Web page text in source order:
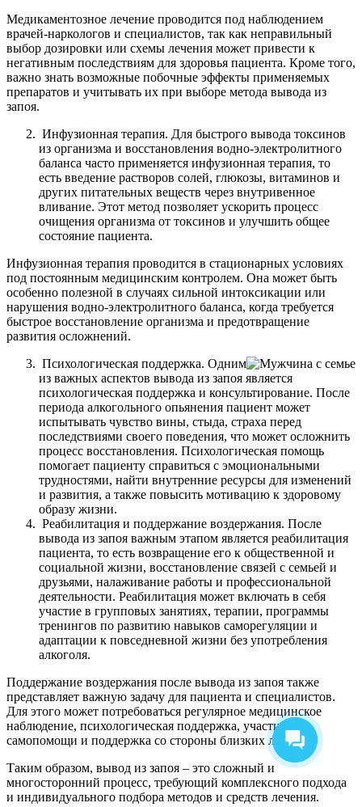
Медикаментозное лечение проводится под наблюдением
врачей-наркологов и специалистов, так как неправильный
выбор дозировки или схемы лечения может привести к
негативным последствиям для здоровья пациента. Кроме того,
важно знать возможные побочные эффекты применяемых
препаратов и учитывать их при выборе метода вывода из
запоя.
Инфузионная терапия. Для быстрого вывода токсинов
из организма и восстановления водно-электролитного
баланса часто применяется инфузионная терапия, то
есть введение растворов солей, глюкозы, витаминов и
других питательных веществ через внутривенное
вливание. Этот метод позволяет ускорить процесс
очищения организма от токсинов и улучшить общее
состояние пациента.
Инфузионная терапия проводится в стационарных условиях
под постоянным медицинским контролем. Она может быть
особенно полезной в случаях сильной интоксикации или
нарушения водно-электролитного баланса, когда требуется
быстрое восстановление организма и предотвращение
развития осложнений.
Психологическая поддержка. Одним
из важных аспектов вывода из запоя является
психологическая поддержка и консультирование. После
периода алкогольного опьянения пациент может
испытывать чувство вины, стыда, страха перед
последствиями своего поведения, что может осложнить
процесс восстановления. Психологическая помощь
помогает пациенту справиться с эмоциональными
трудностями, найти внутренние ресурсы для изменений
и развития, а также повысить мотивацию к здоровому
образу жизни.
Реабилитация и поддержание воздержания. После
вывода из запоя важным этапом является реабилитация
пациента, то есть возвращение его к общественной и
социальной жизни, восстановление связей с семьей и
друзьями, налаживание работы и профессиональной
деятельности. Реабилитация может включать в себя
участие в групповых занятиях, терапии, программы
тренингов по развитию навыков саморегуляции и
адаптации к повседневной жизни без употребления
алкоголя.
Поддержание воздержания после вывода из запоя также
представляет важную задачу для пациента и специалистов.
Для этого может потребоваться регулярное медицинское
наблюдение, психологическая поддержка, участие в
самопомощи и поддержка со стороны близких людей.
Таким образом, вывод из запоя – это сложный и
многосторонний процесс, требующий комплексного подхода
и индивидуального подбора методов и средств лечения.